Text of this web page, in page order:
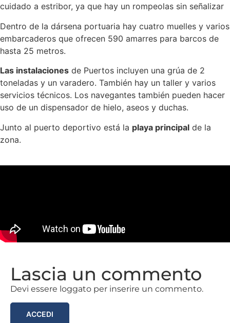
cuidado a estribor, ya que hay un rompeolas sin señalizar
Dentro de la dársena portuaria hay cuatro muelles y varios
embarcaderos que ofrecen 590 amarres para barcos de
hasta 25 metros.
Las instalaciones de Puertos incluyen una grúa de 2
toneladas y un varadero. También hay un taller y varios
servicios técnicos. Los navegantes también pueden hacer
uso de un dispensador de hielo, aseos y duchas.
Junto al puerto deportivo está la playa principal de la
zona.
Lascia un commento
Devi essere loggato per inserire un commento.
ACCEDI